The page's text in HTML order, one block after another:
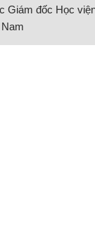
Giám đốc Học